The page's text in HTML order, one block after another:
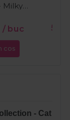
Milky
/ buc
cos
- Cat